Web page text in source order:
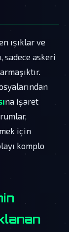
ışıklar ve
sadece askeri
na işaret
için
komplo